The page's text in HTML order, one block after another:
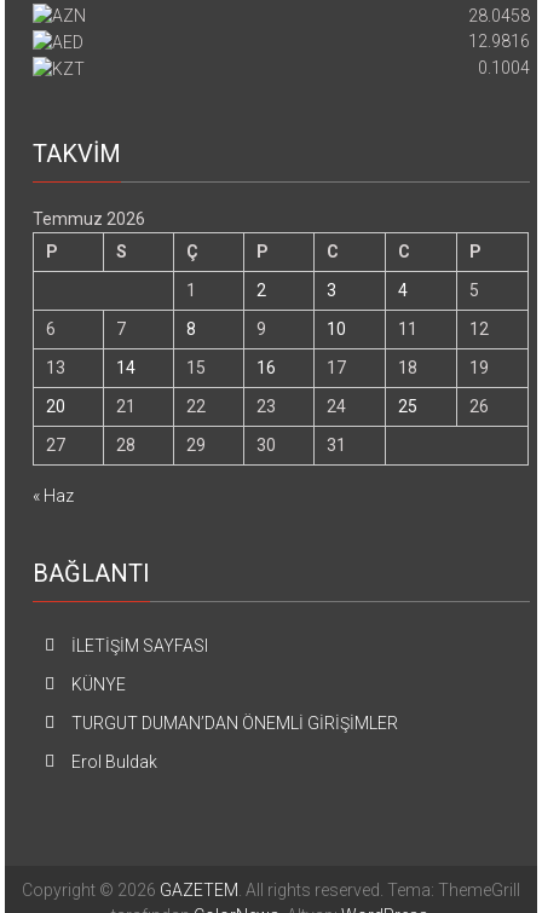
28.0458
12.9816
0.1004
TAKVİM
Temmuz 2026
P
S Ç P C C
P
1
2 3 4
5
6
7 8 9 10 11
12
13
14 15 16 17 18
19
20
21 22 23 24 25
26
27
28 29 30 31
« Haz
BAĞLANTI
İLETİŞİM SAYFASI
KÜNYE
TURGUT DUMAN’DAN ÖNEMLİ GİRİŞİMLER
Erol Buldak
Copyright © 2026 GAZETEM . All rights reserved. Tema: ThemeGrill